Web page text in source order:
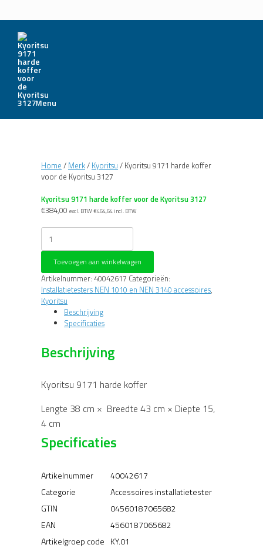
Menu
Home / Merk/ Kyoritsu / Kyoritsu 9171 harde koffer
voor de Kyoritsu 3127
Kyoritsu 9171 harde koffer voor de Kyoritsu 3127
€384,00 excl. BTW €464,64 incl. BTW
Kyoritsu
9171
harde
koffer
voor
de
Kyoritsu
3127
aantal
Toevoegen aan winkelwagen
Artikelnummer: 40042617 Categorieën:
Installatietesters NEN 1010 en NEN 3140 accessoires,
Kyoritsu
Beschrijving
Specificaties
Beschrijving
Kyoritsu 9171 harde koffer
Lengte 38 cm × Breedte 43 cm × Diepte 15,
4 cm
Specificaties
Artikelnummer
40042617
Categorie
Accessoires installatietester
GTIN
04560187065682
EAN
4560187065682
Artikelgroep code KY.01